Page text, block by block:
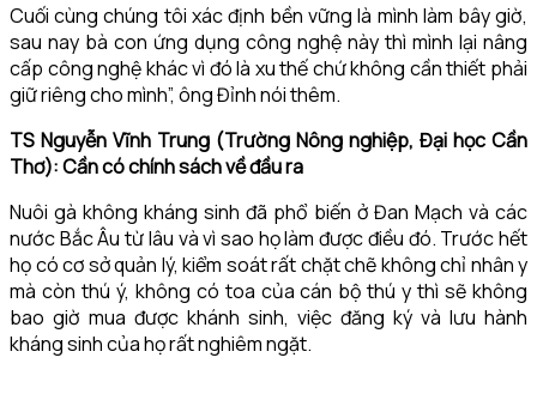
Cuối cùng chúng tôi xác định bền vững là mình làm bây giờ,
sau nay bà con ứng dụng công nghệ này thì mình lại nâng
cấp công nghệ khác vì đó là xu thế chứ không cần thiết phải
giữ riêng cho mình”, ông Đỉnh nói thêm.
TS Nguyễn Vĩnh Trung (Trường Nông nghiệp, Đại học Cần
Thơ): Cần có chính sách về đầu ra
Nuôi gà không kháng sinh đã phổ biến ở Đan Mạch và các
nước Bắc Âu từ lâu và vì sao họ làm được điều đó. Trước hết
họ có cơ sở quản lý, kiểm soát rất chặt chẽ không chỉ nhân y
mà còn thú ý, không có toa của cán bộ thú y thì sẽ không
bao giờ mua được khánh sinh, việc đăng ký và lưu hành
kháng sinh của họ rất nghiêm ngặt.